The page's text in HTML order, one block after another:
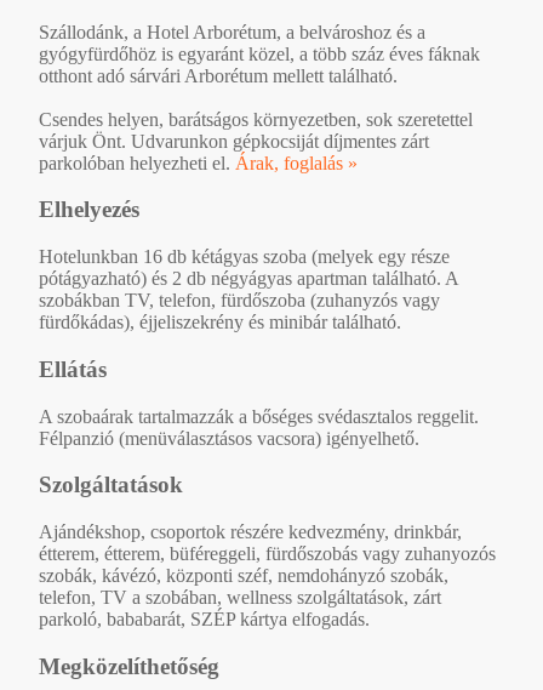
Szállodánk, a Hotel Arborétum, a belvároshoz és a
gyógyfürdőhöz is egyaránt közel, a több száz éves fáknak
otthont adó sárvári Arborétum mellett található.
Csendes helyen, barátságos környezetben, sok szeretettel
várjuk Önt. Udvarunkon gépkocsiját díjmentes zárt
parkolóban helyezheti el. Árak, foglalás »
Elhelyezés
Hotelunkban 16 db kétágyas szoba (melyek egy része
pótágyazható) és 2 db négyágyas apartman található. A
szobákban TV, telefon, fürdőszoba (zuhanyzós vagy
fürdőkádas), éjjeliszekrény és minibár található.
Ellátás
A szobaárak tartalmazzák a bőséges svédasztalos reggelit.
Félpanzió (menüválasztásos vacsora) igényelhető.
Szolgáltatások
Ajándékshop, csoportok részére kedvezmény, drinkbár,
étterem, étterem, büféreggeli, fürdőszobás vagy zuhanyozós
szobák, kávézó, központi széf, nemdohányzó szobák,
telefon, TV a szobában, wellness szolgáltatások, zárt
parkoló, bababarát, SZÉP kártya elfogadás.
Megközelíthetőség